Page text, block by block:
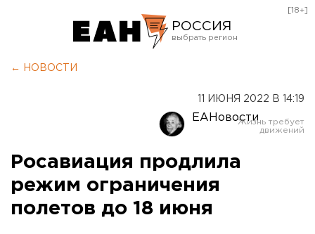
РОССИЯ
Оренбург
[18+]
← НОВОСТИ
11 ИЮНЯ 2022 В 14:19
ЕАНовости
Росавиация продлила
режим ограничения
полетов до 18 июня